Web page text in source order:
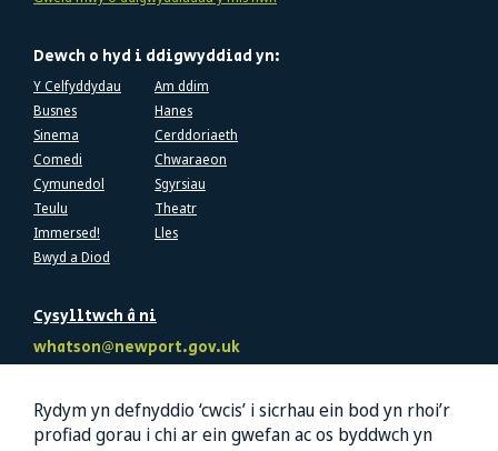
Dewch o hyd i ddigwyddiad yn:
Y Celfyddydau
Busnes
Sinema
Comedi
Cymunedol
Teulu
Immersed!
Bwyd a Diod
Am ddim
Hanes
Cerddoriaeth
Chwaraeon
Sgyrsiau
Theatr
Lles
Cysylltwch â ni
whatson@newport.gov.uk
Dilynwch ni
Rydym yn defnyddio ‘cwcis’ i sicrhau ein bod yn rhoi’r
profiad gorau i chi ar ein gwefan ac os byddwch yn